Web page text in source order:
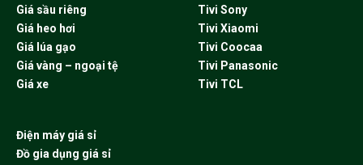
Giá sầu riêng
Giá heo hơi
Giá lúa gạo
Giá vàng – ngoại tệ
Giá xe
Tivi Sony
Tivi Xiaomi
Tivi Coocaa
Tivi Panasonic
Tivi TCL
Điện máy giá sỉ
Đồ gia dụng giá sỉ